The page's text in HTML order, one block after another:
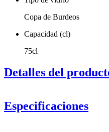
Copa de Burdeos
Capacidad (cl)
75cl
Detalles del
Especificaciones